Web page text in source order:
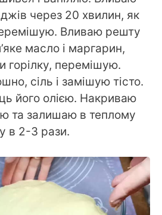
через 20 хвилин, як
Вливаю решту
масло і маргарин,
горілку, перемішую.
сіль і замішую тісто.
його олією. Накриваю
та залишаю в теплому
в 2-3 рази.